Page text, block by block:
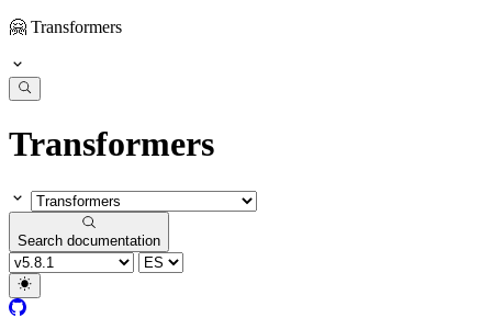
🤗 Transformers
Transformers
Search documentation